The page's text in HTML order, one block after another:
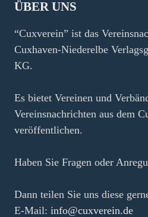
ÜBER UNS
“Cuxverein” ist das
Cuxhaven-Niederelbe
KG.
Es bietet Vereinen und
Vereinsnachrichten aus dem
veröffentlichen.
Haben Sie Fragen oder
Dann teilen Sie uns diese
E-Mail: info@cuxverein.de